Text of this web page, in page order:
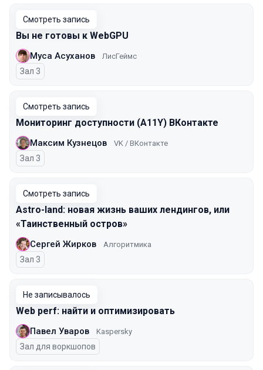
Смотреть запись
Вы не готовы к WebGPU
Муса Асуханов ЛисГеймс
Зал 3
Смотреть запись
Мониторинг доступности (A11Y) ВКонтакте
Максим Кузнецов VK / ВКонтакте
Зал 3
Смотреть запись
Astro-land: новая жизнь ваших лендингов, или
«Таинственный остров»
Сергей Жирков Алгоритмика
Зал 3
Не записывалось
Web perf: найти и оптимизировать
Павел Уваров Kaspersky
Зал для воркшопов